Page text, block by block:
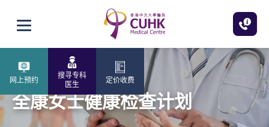
打开选单
网上预约
搜寻专科
医生
定价收费
全康女士健康检查计划